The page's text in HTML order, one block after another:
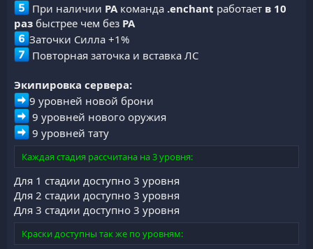
При наличии PA команда .enchant работает в 10
раз быстрее чем без PA
Заточки Силла +1%
Повторная заточка и вставка ЛС
Экипировка сервера:
9 уровней новой брони
9 уровней нового оружия
9 уровней тату
Каждая стадия рассчитана на 3 уровня:
Для 1 стадии доступно 3 уровня
Для 2 стадии доступно 3 уровня
Для 3 стадии доступно 3 уровня
Краски доступны так же по уровням: